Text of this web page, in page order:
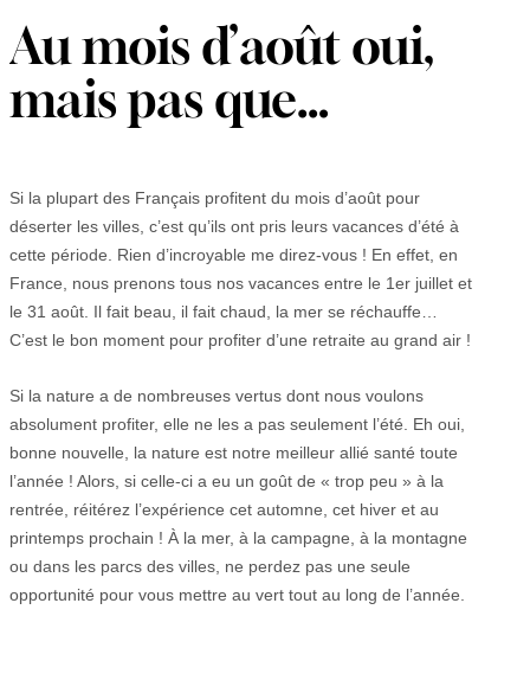
Au mois d’août oui,
mais pas que…
Si la plupart des Français profitent du mois d’août pour
déserter les villes, c’est qu’ils ont pris leurs vacances d’été à
cette période. Rien d’incroyable me direz-vous ! En effet, en
France, nous prenons tous nos vacances entre le 1er juillet et
le 31 août. Il fait beau, il fait chaud, la mer se réchauffe…
C’est le bon moment pour profiter d’une retraite au grand air !
Si la nature a de nombreuses vertus dont nous voulons
absolument profiter, elle ne les a pas seulement l’été. Eh oui,
bonne nouvelle, la nature est notre meilleur allié santé toute
l’année ! Alors, si celle-ci a eu un goût de « trop peu » à la
rentrée, réitérez l’expérience cet automne, cet hiver et au
printemps prochain ! À la mer, à la campagne, à la montagne
ou dans les parcs des villes, ne perdez pas une seule
opportunité pour vous mettre au vert tout au long de l’année.